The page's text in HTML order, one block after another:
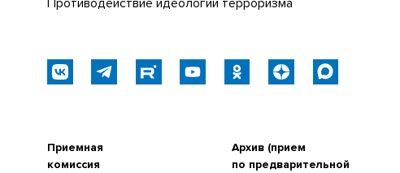
Противодействие идеологии терроризма
Приемная
комиссия
Архив (прием
по предварительной